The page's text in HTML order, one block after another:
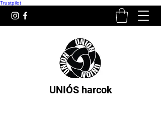
Trustpilot
UNIÓS harcok